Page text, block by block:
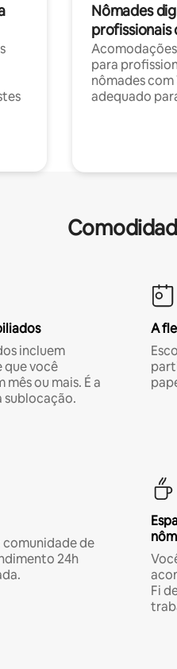
Nômades
profissionais
para
nômades com
adequado
incluem
que você
ou mais. É a
A
comunidade de
24h
Fi